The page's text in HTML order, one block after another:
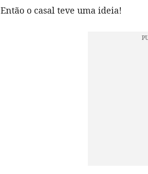
Então o casal teve uma ideia!